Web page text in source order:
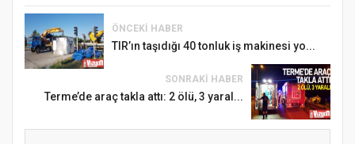
ÖNCEKI HABER
TIR’ın taşıdığı 40 tonluk iş makinesi yo...
SONRAKI HABER
Terme’de araç takla attı: 2 ölü, 3 yaral...